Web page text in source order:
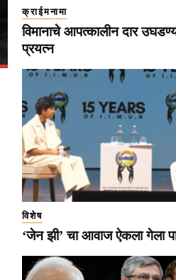
क्राईमनामा
विमानाचे आपत्कालीन दार
प्रयत्न
विशेष
‘जेन झी’ चा आवाज ऐकला गेला